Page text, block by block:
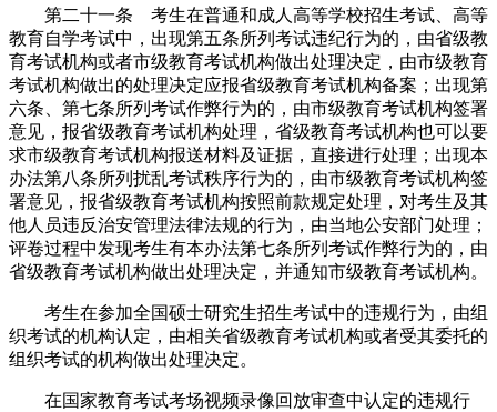
第二十一条 考生在普通和成人高等学校招生考试、高等
教育自学考试中，出现第五条所列考试违纪行为的，由省级教
育考试机构或者市级教育考试机构做出处理决定，由市级教育
考试机构做出的处理决定应报省级教育考试机构备案；出现第
六条、第七条所列考试作弊行为的，由市级教育考试机构签署
意见，报省级教育考试机构处理，省级教育考试机构也可以要
求市级教育考试机构报送材料及证据，直接进行处理；出现本
办法第八条所列扰乱考试秩序行为的，由市级教育考试机构签
署意见，报省级教育考试机构按照前款规定处理，对考生及其
他人员违反治安管理法律法规的行为，由当地公安部门处理；
评卷过程中发现考生有本办法第七条所列考试作弊行为的，由
省级教育考试机构做出处理决定，并通知市级教育考试机构。
考生在参加全国硕士研究生招生考试中的违规行为，由组
织考试的机构认定，由相关省级教育考试机构或者受其委托的
组织考试的机构做出处理决定。
在国家教育考试考场视频录像回放审查中认定的违规行